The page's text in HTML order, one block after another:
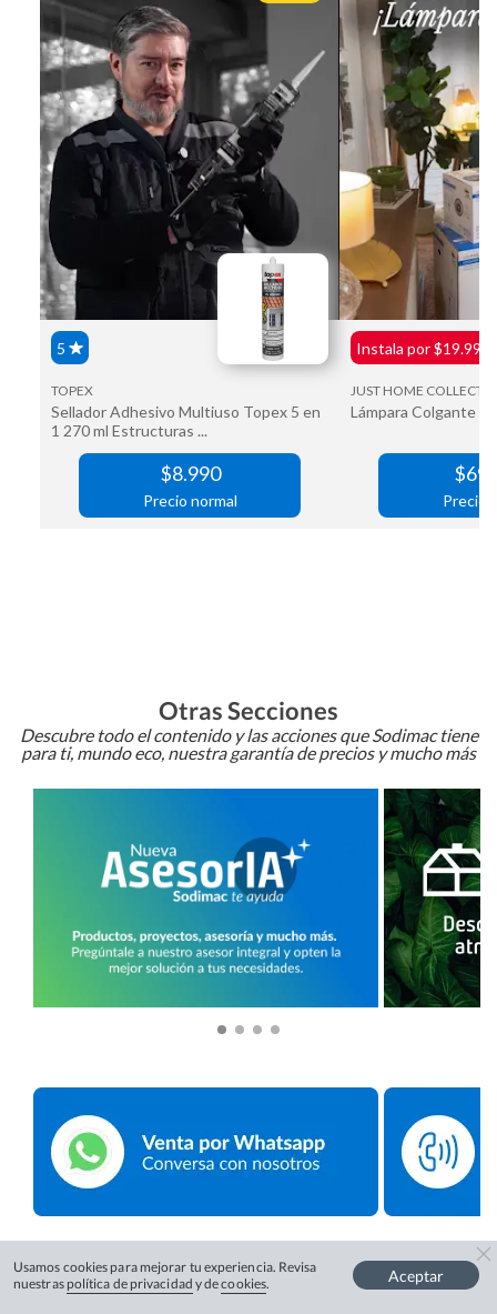
Otras Secciones
Descubre todo el contenido y las acciones que Sodimac tiene
para ti, mundo eco, nuestra garantía de precios y mucho más
Usamos cookies para mejorar tu experiencia. Revisa
nuestras política de privacidad y decookies. Aceptar